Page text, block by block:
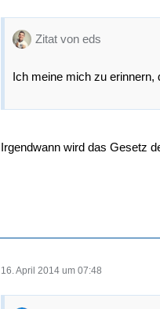
Zitat von eds
Ich meine mich zu erinnern,
Irgendwann wird das Gesetz
16. April 2014 um 07:48